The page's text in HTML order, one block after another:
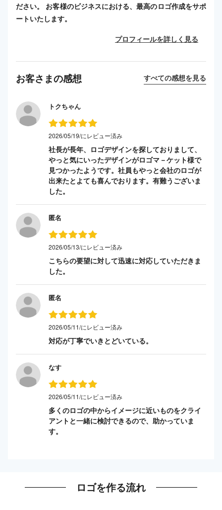
ださい。 お客様のビジネスにおける、最高のロゴ作成をサポ
ートいたします。
プロフィールを詳しく見る
お客さまの感想 すべての感想を見る
トクちゃん
2026/05/19/にレビュー済み
社長が長年、ロゴデザインを探しておりまして、
やっと気にいったデザインがロゴマ－ケット様で
見つかったようです。社員もやっと会社のロゴが
出来たとよても喜んでおります。有難うございま
した。
匿名
2026/05/13/にレビュー済み
こちらの要望に対して迅速に対応していただきま
した。
匿名
2026/05/11/にレビュー済み
対応が丁寧でいきとどいている。
なす
2026/05/11/にレビュー済み
多くのロゴの中からイメージに近いものをクライ
アントと一緒に検討できるので、助かっていま
す。
ロゴを作る流れ